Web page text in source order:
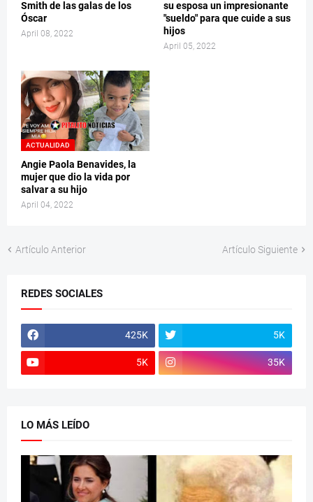
Smith de las galas de los
Óscar
April 08, 2022
su esposa un impresionante
"sueldo" para que cuide a sus
hijos
April 05, 2022
ACTUALIDAD
Angie Paola Benavides, la
mujer que dio la vida por
salvar a su hijo
April 04, 2022
Artículo Anterior Artículo Siguiente
REDES SOCIALES
425K 5K
5K 35K
LO MÁS LEÍDO